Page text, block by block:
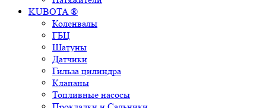
KUBOTA ®
Коленвалы
ГБЦ
Шатуны
Датчики
Гильза цилиндра
Клапаны
Топливные насосы